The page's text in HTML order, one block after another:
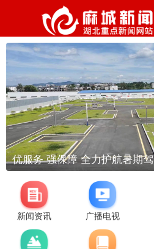
优服务 强保障 全力护航暑期驾
新闻资讯 广播电视